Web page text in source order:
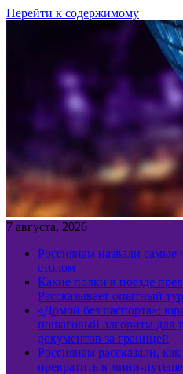
Перейти к содержимому
7 августа, 2026
Россиянам назвали
столом
Какие полки в поезде
Рассказывает опытный
«Домой без паспорта»:
пошаговый алгоритм для
документов за границей
Россиянам рассказали,
превратить в мини-